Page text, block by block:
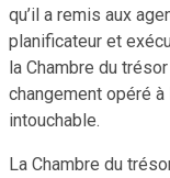
qu’il a remis aux
planificateur et
la Chambre du
changement opéré
intouchable.
La Chambre du